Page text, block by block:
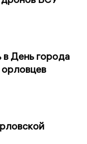
День города